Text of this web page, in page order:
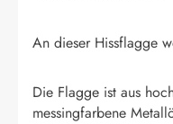
An dieser Hissflagge
Die Flagge ist aus
messingfarbene